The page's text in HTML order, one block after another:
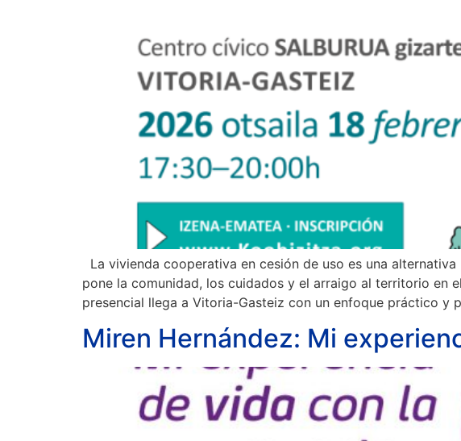
La vivienda cooperativa en cesión de uso es una
pone la comunidad, los cuidados y el arraigo al territorio en
presencial llega a Vitoria-Gasteiz con un enfoque práctico
Miren Hernández: Mi